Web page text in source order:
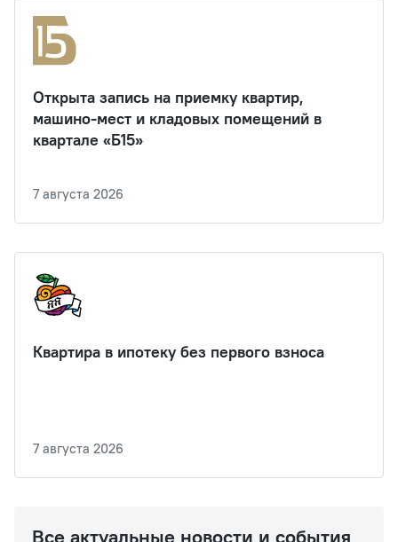
Открыта запись на приемку квартир,
машино-мест и кладовых помещений в
квартале «Б15»
7 августа 2026
Квартира в ипотеку без первого взноса
7 августа 2026
Все актуальные новости и события